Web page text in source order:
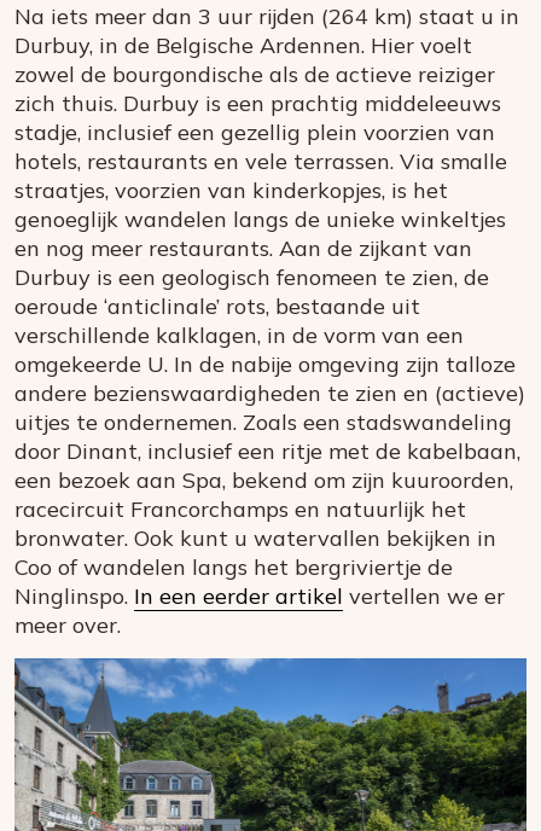
Na iets meer dan 3 uur rijden (264 km) staat u in
Durbuy, in de Belgische Ardennen. Hier voelt
zowel de bourgondische als de actieve reiziger
zich thuis. Durbuy is een prachtig middeleeuws
stadje, inclusief een gezellig plein voorzien van
hotels, restaurants en vele terrassen. Via smalle
straatjes, voorzien van kinderkopjes, is het
genoeglijk wandelen langs de unieke winkeltjes
en nog meer restaurants. Aan de zijkant van
Durbuy is een geologisch fenomeen te zien, de
oeroude ‘anticlinale’ rots, bestaande uit
verschillende kalklagen, in de vorm van een
omgekeerde U. In de nabije omgeving zijn talloze
andere bezienswaardigheden te zien en (actieve)
uitjes te ondernemen. Zoals een stadswandeling
door Dinant, inclusief een ritje met de kabelbaan,
een bezoek aan Spa, bekend om zijn kuuroorden,
racecircuit Francorchamps en natuurlijk het
bronwater. Ook kunt u watervallen bekijken in
Coo of wandelen langs het bergriviertje de
Ninglinspo. In een eerder artikel vertellen we er
meer over.